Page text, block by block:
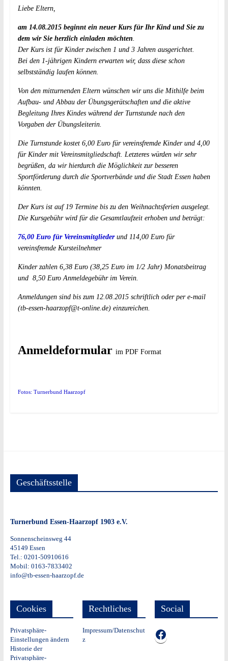
Liebe Eltern,
am 14.08.2015 beginnt ein neuer Kurs für Ihr Kind und Sie zu
dem wir Sie herzlich einladen möchten.
Der Kurs ist für Kinder zwischen 1 und 3 Jahren ausgerichtet.
Bei den 1-jährigen Kindern erwarten wir, dass diese schon
selbstständig laufen können.
Von den mitturnenden Eltern wünschen wir uns die Mithilfe beim
Aufbau- und Abbau der Übungsgerätschaften und die aktive
Begleitung Ihres Kindes während der Turnstunde nach den
Vorgaben der Übungsleiterin.
Die Turnstunde kostet 6,00 Euro für vereinsfremde Kinder und 4,00
für Kinder mit Vereinsmitgliedschaft. Letzteres würden wir sehr
begrüßen, da wir hierdurch die Möglichkeit zur besseren
Sportförderung durch die Sportverbände und die Stadt Essen haben
könnten.
Der Kurs ist auf 19 Termine bis zu den Weihnachtsferien ausgelegt.
Die Kursgebühr wird für die Gesamtlaufzeit erhoben und beträgt:
76,00 Euro für Vereinsmitgliederund 114,00 Euro für
vereinsfremde Kursteilnehmer
Kinder zahlen 6,38 Euro (38,25 Euro im 1/2 Jahr) Monatsbeitrag
und 8,50 Euro Anmeldegebühr im Verein.
Anmeldungen sind bis zum 12.08.2015 schriftlich oder per e-mail
(tb-essen-haarzopf@t-online.de) einzureichen.
Anmeldeformular im PDF Format
Fotos: Turnerbund Haarzopf
Geschäftsstelle
Turnerbund Essen-Haarzopf 1903 e.V.
Sonnenscheinsweg 44
45149 Essen
Tel.: 0201-50910616
Mobil: 0163-7833402
info@tb-essen-haarzopf.de
Cookies
Privatsphäre-
Einstellungen ändern
Historie der
Privatsphäre-
Rechtliches
Impressum/Datenschut
z
Social
TB auf Facebook